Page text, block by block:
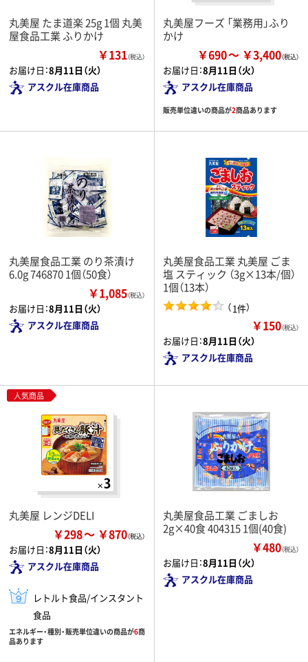
丸美屋 たま道楽 25g 1個 丸美
屋食品工業 ふりかけ
￥131（税込）
お届け日：8月11日（火）
アスクル在庫商品
丸美屋フーズ 「業務用」ふり
かけ
￥690 ￥3,400
お届け日：8月11日（火）
アスクル在庫商品
販売単位違いの商品が2商品あります
丸美屋食品工業 のり茶漬け
6.0g 746870 1個（50食）
￥1,085（税込）
お届け日：8月11日（火）
アスクル在庫商品
丸美屋食品工業 丸美屋 ごま
塩 スティック （3g×13本/個）
1個（13本）
（1件）
￥150（税込）
お届け日：8月11日（火）
アスクル在庫商品
人気商品
丸美屋 レンジDELI
￥298 ￥870
お届け日：8月11日（火）
アスクル在庫商品
レトルト食品/インスタント
食品
エネルギー・種別・販売単位違いの商品が6商
品あります
丸美屋食品工業 ごましお
2g×40食 404315 1個(40食)
￥480（税込）
お届け日：8月11日（火）
アスクル在庫商品